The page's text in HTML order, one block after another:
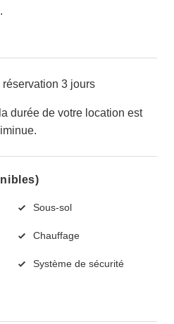
3 jours
durée de votre location est
Sous-sol
Chauffage
Système de sécurité